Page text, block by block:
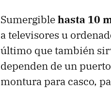
Sumergiblehasta 10
a televisores u
último que también
dependen de un
montura para casco,